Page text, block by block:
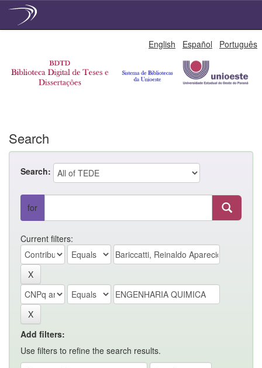
English Español Português
Search
Search:
for
Current filters:
Add filters:
Use filters to refine the search results.